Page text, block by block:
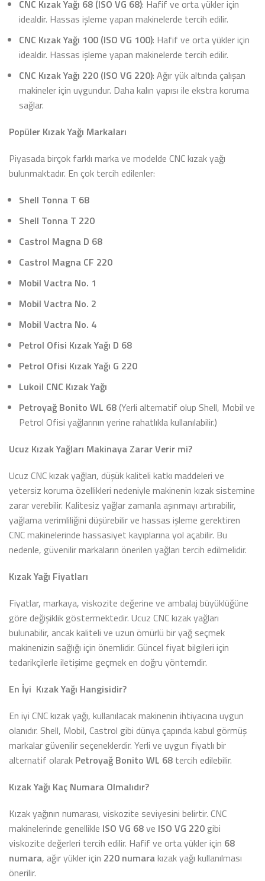
CNC Kızak Yağı 68 (ISO VG 68): Hafif ve orta yükler için
idealdir. Hassas işleme yapan makinelerde tercih edilir.
CNC Kızak Yağı 100 (ISO VG 100): Hafif ve orta yükler için
idealdir. Hassas işleme yapan makinelerde tercih edilir.
CNC Kızak Yağı 220 (ISO VG 220): Ağır yük altında çalışan
makineler için uygundur. Daha kalın yapısı ile ekstra koruma
sağlar.
Popüler Kızak Yağı Markaları
Piyasada birçok farklı marka ve modelde CNC kızak yağı
bulunmaktadır. En çok tercih edilenler:
Shell Tonna T 68
Shell Tonna T 220
Castrol Magna D 68
Castrol Magna CF 220
Mobil Vactra No. 1
Mobil Vactra No. 2
Mobil Vactra No. 4
Petrol Ofisi Kızak Yağı D 68
Petrol Ofisi Kızak Yağı G 220
Lukoil CNC Kızak Yağı
Petroyağ Bonito WL 68(Yerli alternatif olup Shell, Mobil ve
Petrol Ofisi yağlarının yerine rahatlıkla kullanılabilir.)
Ucuz Kızak Yağları Makinaya Zarar Verir mi?
Ucuz CNC kızak yağları, düşük kaliteli katkı maddeleri ve
yetersiz koruma özellikleri nedeniyle makinenin kızak sistemine
zarar verebilir. Kalitesiz yağlar zamanla aşınmayı artırabilir,
yağlama verimliliğini düşürebilir ve hassas işleme gerektiren
CNC makinelerinde hassasiyet kayıplarına yol açabilir. Bu
nedenle, güvenilir markaların önerilen yağları tercih edilmelidir.
Kızak Yağı Fiyatları
Fiyatlar, markaya, viskozite değerine ve ambalaj büyüklüğüne
göre değişiklik göstermektedir. Ucuz CNC kızak yağları
bulunabilir, ancak kaliteli ve uzun ömürlü bir yağ seçmek
makinenizin sağlığı için önemlidir. Güncel fiyat bilgileri için
tedarikçilerle iletişime geçmek en doğru yöntemdir.
En İyi Kızak Yağı Hangisidir?
En iyi CNC kızak yağı, kullanılacak makinenin ihtiyacına uygun
olanıdır. Shell, Mobil, Castrol gibi dünya çapında kabul görmüş
markalar güvenilir seçeneklerdir. Yerli ve uygun fiyatlı bir
alternatif olarak Petroyağ Bonito WL 68 tercih edilebilir.
Kızak Yağı Kaç Numara Olmalıdır?
Kızak yağının numarası, viskozite seviyesini belirtir. CNC
makinelerinde genellikle ISO VG 68ve ISO VG 220 gibi
viskozite değerleri tercih edilir. Hafif ve orta yükler için 68
numara, ağır yükler için 220 numarakızak yağı kullanılması
önerilir.